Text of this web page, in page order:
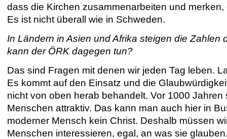
dass die Kirchen zusammenarbeiten und
Es ist nicht überall wie in Schweden.
In Ländern in Asien und Afrika steigen die
kann der ÖRK dagegen tun?
Das sind Fragen mit denen wir jeden Tag leben.
Es kommt auf den Einsatz und die
nicht von oben herab behandelt. Vor 1000
Menschen attraktiv. Das kann man auch hier in
moderner Mensch kein Christ. Deshalb müssen
Menschen interessieren, egal, an was sie